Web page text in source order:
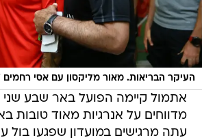
העיקר הבריאות. מאור מליקסון עם אסי רחמים
אתמול קיימה הפועל באר שבע שני
מדווחים על אנרגיות מאוד טובות
עתה מרגישים במועדון שפגעו בול
וששחקן הכנף הקוסטריקני הוא
לחוסה אנחל קאריו, מדובר בחלוץ